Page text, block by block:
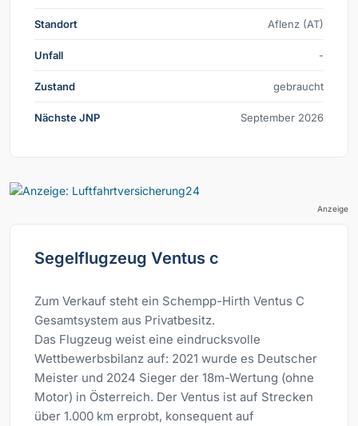
Standort Aflenz (AT)
Unfall -
Zustand gebraucht
Nächste JNP September 2026
Anzeige
Segelflugzeug Ventus c
Zum Verkauf steht ein Schempp-Hirth Ventus C
Gesamtsystem aus Privatbesitz.
Das Flugzeug weist eine eindrucksvolle
Wettbewerbsbilanz auf: 2021 wurde es Deutscher
Meister und 2024 Sieger der 18m-Wertung (ohne
Motor) in Österreich. Der Ventus ist auf Strecken
über 1.000 km erprobt, konsequent auf